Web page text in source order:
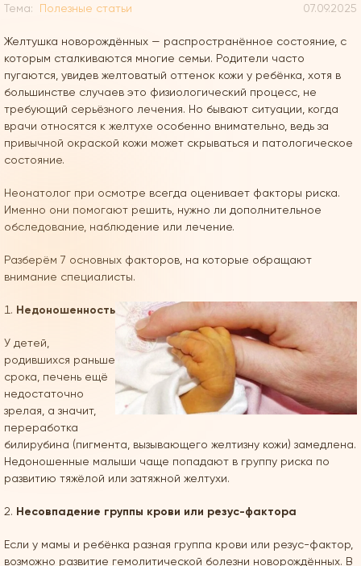
Тема: Полезные статьи 07.09.2025
Желтушка новорождённых — распространённое состояние, с
которым сталкиваются многие семьи. Родители часто
пугаются, увидев желтоватый оттенок кожи у ребёнка, хотя в
большинстве случаев это физиологический процесс, не
требующий серьёзного лечения. Но бывают ситуации, когда
врачи относятся к желтухе особенно внимательно, ведь за
привычной окраской кожи может скрываться и патологическое
состояние.
Неонатолог при осмотре всегда оценивает факторы риска.
Именно они помогают решить, нужно ли дополнительное
обследование, наблюдение или лечение.
Разберём 7 основных факторов, на которые обращают
внимание специалисты.
Недоношенность
У детей,
родившихся раньше
срока, печень ещё
недостаточно
зрелая, а значит,
переработка
билирубина (пигмента, вызывающего желтизну кожи) замедлена.
Недоношенные малыши чаще попадают в группу риска по
развитию тяжёлой или затяжной желтухи.
Несовпадение группы крови или резус-фактора
Если у мамы и ребёнка разная группа крови или резус-фактор,
возможно развитие гемолитической болезни новорождённых. В